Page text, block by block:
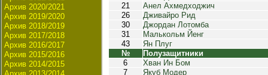
Архив 2020/2021
Архив 2019/2020
Архив 2018/2019
Архив 2017/2018
Архив 2016/2017
Архив 2015/2016
Архив 2014/2015
21
Анел Ахмедходжич
26
Дживайро Рид
30
Джордан Лотомба
31
Малькольм Йенг
43
Ян Плуг
№
Полузащитники
6
Хван Ин Бом
7
Якуб Модер